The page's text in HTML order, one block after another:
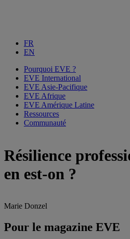
FR
EN
Pourquoi EVE ?
EVE International
EVE Asie-Pacifique
EVE Afrique
EVE Amérique Latine
Ressources
Communauté
Résilience
en est-on ?
Marie Donzel
Pour le magazine EVE